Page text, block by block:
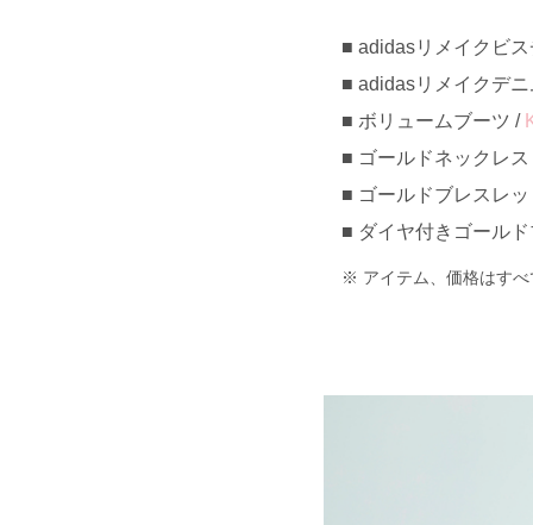
adidasリメイクビ
adidasリメイクデ
ボリュームブーツ /
ゴールドネックレ
ゴールドブレスレ
ダイヤ付きゴール
アイテム、価格はす